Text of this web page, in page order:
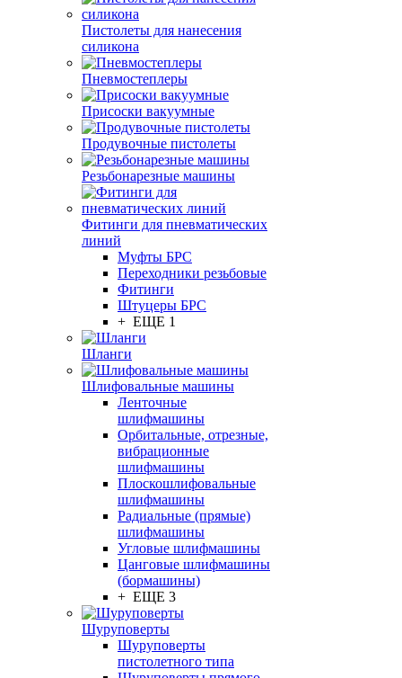
Пистолеты для нанесения
силикона
Пневмостеплеры
Присоски вакуумные
Продувочные пистолеты
Резьбонарезные машины
Фитинги для пневматических
линий
Муфты БРС
Переходники резьбовые
Фитинги
Штуцеры БРС
+ ЕЩЕ 1
Шланги
Шлифовальные машины
Ленточные
шлифмашины
Орбитальные, отрезные,
вибрационные
шлифмашины
Плоскошлифовальные
шлифмашины
Радиальные (прямые)
шлифмашины
Угловые шлифмашины
Цанговые шлифмашины
(бормашины)
+ ЕЩЕ 3
Шуруповерты
Шуруповерты
пистолетного типа